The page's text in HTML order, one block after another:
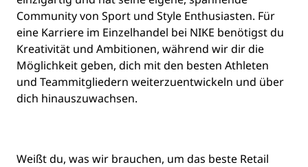
Community von Sport und Style Enthusiasten. Für
eine Karriere im Einzelhandel bei NIKE benötigst du
Kreativität und Ambitionen, während wir dir die
Möglichkeit geben, dich mit den besten Athleten
und Teammitgliedern weiterzuentwickeln und über
dich hinauszuwachsen.
Weißt du, was wir brauchen, um das beste Retail